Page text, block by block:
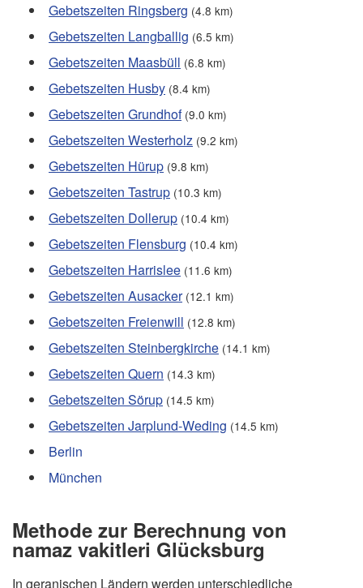
Gebetszeiten Ringsberg (4.8 km)
Gebetszeiten Langballig (6.5 km)
Gebetszeiten Maasbüll (6.8 km)
Gebetszeiten Husby (8.4 km)
Gebetszeiten Grundhof (9.0 km)
Gebetszeiten Westerholz (9.2 km)
Gebetszeiten Hürup (9.8 km)
Gebetszeiten Tastrup (10.3 km)
Gebetszeiten Dollerup (10.4 km)
Gebetszeiten Flensburg (10.4 km)
Gebetszeiten Harrislee (11.6 km)
Gebetszeiten Ausacker (12.1 km)
Gebetszeiten Freienwill (12.8 km)
Gebetszeiten Steinbergkirche (14.1 km)
Gebetszeiten Quern (14.3 km)
Gebetszeiten Sörup (14.5 km)
Gebetszeiten Jarplund-Weding (14.5 km)
Berlin
München
Methode zur Berechnung von
namaz vakitleri Glücksburg
In geranischen Ländern werden unterschiedliche